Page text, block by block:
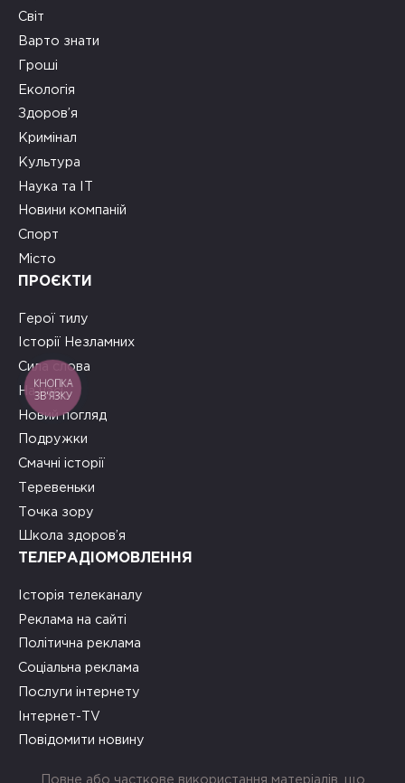
Світ
Варто знати
Гроші
Екологія
Здоров’я
Кримінал
Культура
Наука та ІТ
Новини компаній
Спорт
Місто
ПРОЄКТИ
Герої тилу
Історії Незламних
Сила слова
На часі
Новий погляд
Подружки
Смачні історії
Теревеньки
Точка зору
Школа здоров’я
ТЕЛЕРАДІОМОВЛЕННЯ
Історія телеканалу
Реклама на сайті
Політична реклама
Соціальна реклама
Послуги інтернету
Інтернет-TV
Повідомити новину
Повне або часткове використання матеріалів, що
КНОПКА
ЗВ'ЯЗКУ